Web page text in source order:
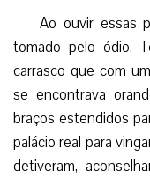
Ao ouvir essas
tomado pelo ódio.
carrasco que com
se encontrava
braços estendidos
palácio real para
detiveram,